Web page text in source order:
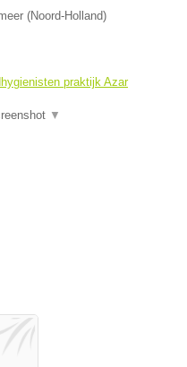
(Noord-Holland)
praktijk Azar
▼